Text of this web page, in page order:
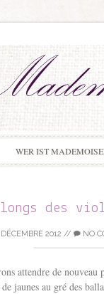
WER IST
des
2012 // NO
attendre de nouveau
jaunes au gré des